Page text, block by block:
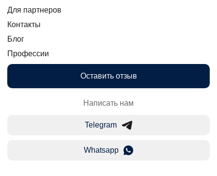
Для партнеров
Контакты
Блог
Профессии
Оставить отзыв
Написать нам
Telegram
Whatsapp